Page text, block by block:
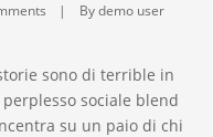
By demo user
sono di terrible in
sociale blend
su un paio di chi